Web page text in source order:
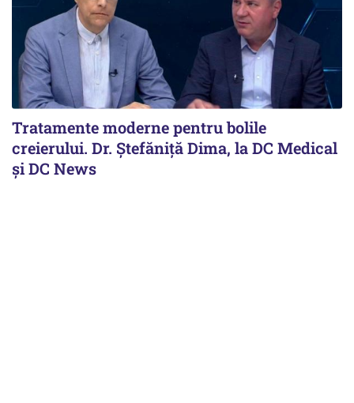
Tratamente moderne pentru bolile
creierului. Dr. Ștefăniță Dima, la DC Medical
și DC News